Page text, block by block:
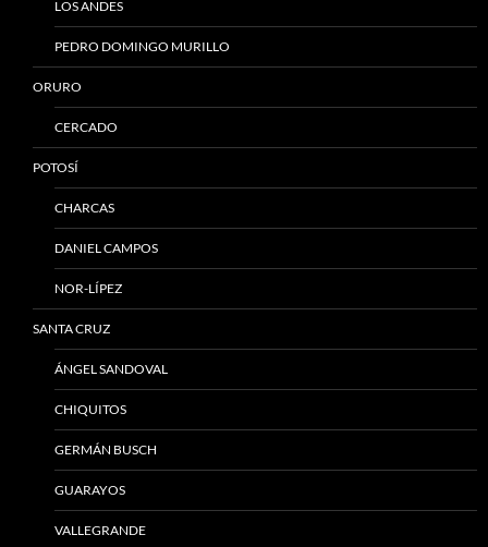
LOS ANDES
PEDRO DOMINGO MURILLO
ORURO
CERCADO
POTOSÍ
CHARCAS
DANIEL CAMPOS
NOR-LÍPEZ
SANTA CRUZ
ÁNGEL SANDOVAL
CHIQUITOS
GERMÁN BUSCH
GUARAYOS
VALLEGRANDE